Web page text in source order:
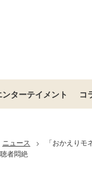
ンターテイメント コ
ニュース >
「おかえり
者悶絶